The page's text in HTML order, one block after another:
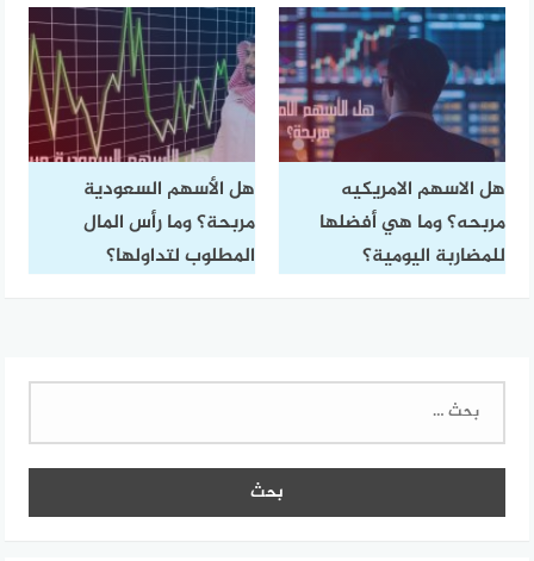
هل الاسهم الامريكيه
مربحه؟ وما هي أفضلها
للمضاربة اليومية؟
هل الأسهم السعودية
مربحة؟ وما رأس المال
المطلوب لتداولها؟
البحث